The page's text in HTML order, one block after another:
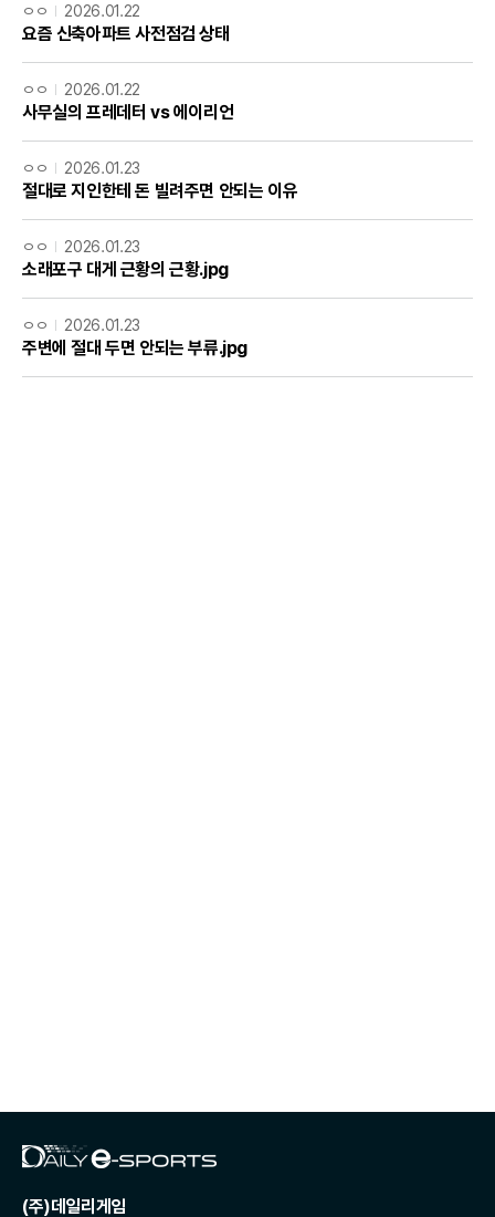
ㅇㅇ 2026.01.22
요즘 신축아파트 사전점검 상태
ㅇㅇ 2026.01.22
사무실의 프레데터 vs 에이리언
ㅇㅇ 2026.01.23
절대로 지인한테 돈 빌려주면 안되는 이유
ㅇㅇ 2026.01.23
소래포구 대게 근황의 근황.jpg
ㅇㅇ 2026.01.23
주변에 절대 두면 안되는 부류.jpg
(주)데일리게임